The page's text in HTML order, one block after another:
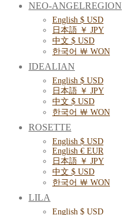
NEO-ANGELREGION
English $ USD
日本語 ￥ JPY
中文 $ USD
한국어 ￦ WON
IDEALIAN
English $ USD
日本語 ￥ JPY
中文 $ USD
한국어 ￦ WON
ROSETTE
English $ USD
English € EUR
日本語 ￥ JPY
中文 $ USD
한국어 ￦ WON
LILA
English $ USD